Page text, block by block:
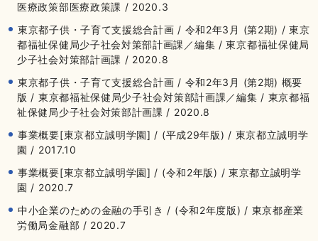
医療政策部医療政策課 / 2020.3
東京都子供・子育て支援総合計画 / 令和2年3月 (第2期) / 東京
都福祉保健局少子社会対策部計画課／編集 / 東京都福祉保健局
少子社会対策部計画課 / 2020.8
東京都子供・子育て支援総合計画 / 令和2年3月 (第2期) 概要
版 / 東京都福祉保健局少子社会対策部計画課／編集 / 東京都福
祉保健局少子社会対策部計画課 / 2020.8
事業概要[東京都立誠明学園] / (平成29年版) / 東京都立誠明学
園 / 2017.10
事業概要[東京都立誠明学園] / (令和2年版) / 東京都立誠明学
園 / 2020.7
中小企業のための金融の手引き / (令和2年度版) / 東京都産業
労働局金融部 / 2020.7